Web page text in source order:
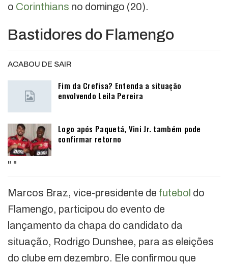
o Corinthians no domingo (20).
Bastidores do Flamengo
ACABOU DE SAIR
Fim da Crefisa? Entenda a situação
envolvendo Leila Pereira
Logo após Paquetá, Vini Jr. também pode
confirmar retorno
" "
Marcos Braz, vice-presidente de futebol do
Flamengo, participou do evento de
lançamento da chapa do candidato da
situação, Rodrigo Dunshee, para as eleições
do clube em dezembro. Ele confirmou que